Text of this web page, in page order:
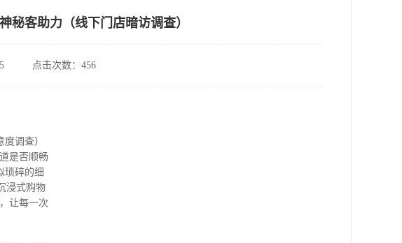
秘客助力（线下门店暗访调查）
点击次数：456
调查）
是否顺畅
琐碎的细
浸式购物
让每一次